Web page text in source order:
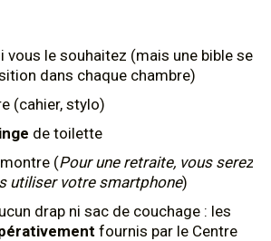
vous le souhaitez (mais une bible se
dans chaque chambre)
(cahier, stylo)
de toilette
(Pour une retraite, vous serez
utiliser votre smartphone)
drap ni sac de couchage : les
fournis par le Centre